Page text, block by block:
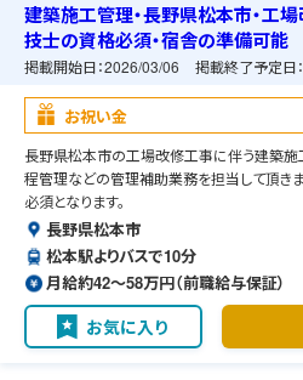
建築施工管理・長野県松本市・工
技士の資格必須・宿舎の準備可能
掲載開始日：2026/03/06 掲載終了予定日：
お祝い金
長野県松本市の工場改修工事に伴う建築施
程管理などの管理補助業務を担当して頂き
必須となります。
長野県松本市
松本駅よりバスで10分
月給約42〜58万円（前職給与保証）
お気に入り